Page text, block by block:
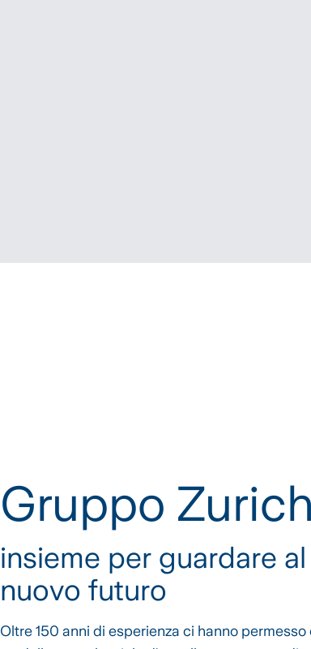
Gruppo Zurich
insieme per guardare
nuovo futuro
Oltre 150 anni di esperienza ci hanno